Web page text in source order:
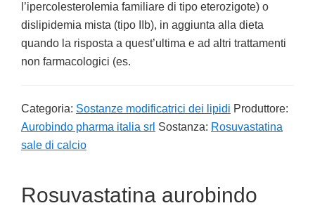
l’ipercolesterolemia familiare di tipo eterozigote) o
dislipidemia mista (tipo IIb), in aggiunta alla dieta
quando la risposta a quest’ultima e ad altri trattamenti
non farmacologici (es.
Categoria: Sostanze modificatrici dei lipidi Produttore:
Aurobindo pharma italia srl Sostanza: Rosuvastatina
sale di calcio
Rosuvastatina aurobindo